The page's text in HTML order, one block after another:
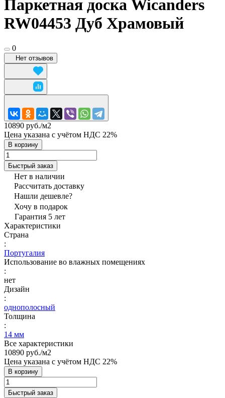
Паркетная доска Wicanders
RW04453 Дуб Храмовый
0
Нет отзывов
10890 руб./м2
Цена указана с учётом НДС 22%
В корзину
Быстрый заказ
Нет в наличии
Рассчитать доставку
Нашли дешевле?
Хочу в подарок
Гарантия 5 лет
Характеристики
Страна
:
Португалия
Использование во влажных помещениях
:
нет
Дизайн
:
однополосный
Толщина
:
14 мм
Все характеристики
10890 руб./м2
Цена указана с учётом НДС 22%
В корзину
Быстрый заказ